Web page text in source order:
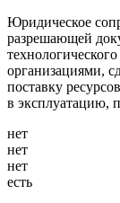
Юридическое
разрешающей
организациями,
поставку
в эксплуатацию,
нет
нет
нет
есть